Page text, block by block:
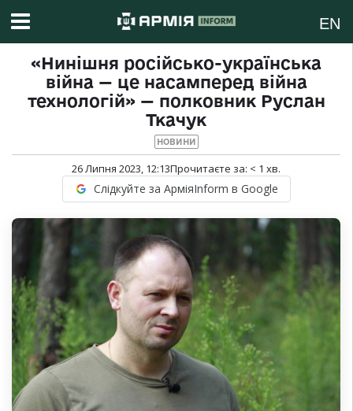
EN
«Нинішня російсько-українська
війна — це насамперед війна
технологій» — полковник Руслан
Ткачук
НОВИНИ
26 Липня 2023, 12:13Прочитаєте за: < 1 хв.
Слідкуйте за АрміяInform в Google